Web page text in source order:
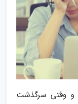
و وقتی سرگذشت